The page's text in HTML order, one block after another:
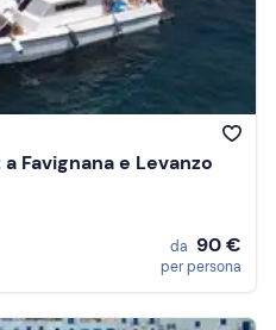
Favignana e Levanzo
da 90 €
per persona